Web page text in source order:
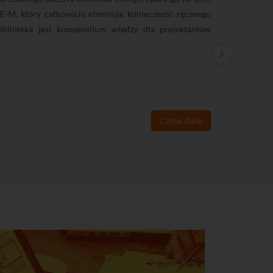
M, który całkowicie eliminuje konieczność ręcznego
jest kompendium wiedzy dla projektantów
Czytaj dalej